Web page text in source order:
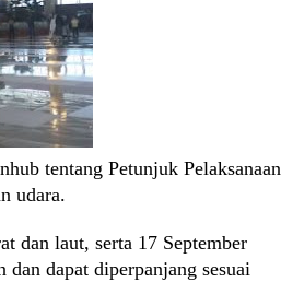
tentang Petunjuk Pelaksanaan
udara.
dan laut, serta 17 September
dapat diperpanjang sesuai